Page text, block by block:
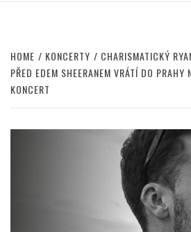
HOME KONCERTY
CHARISMATICKÝ
PŘED EDEM SHEERANEM VRÁTÍ DO PRAHY
KONCERT